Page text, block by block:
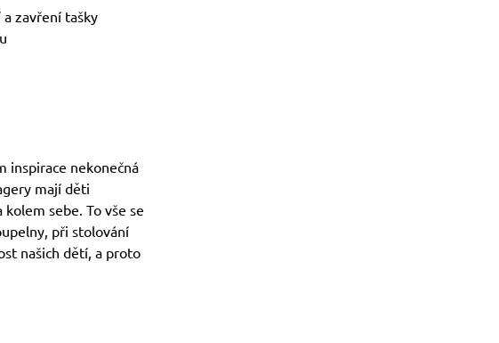
zavření tašky
inspirace nekonečná
mají děti
sebe. To vše se
při stolování
našich dětí, a proto